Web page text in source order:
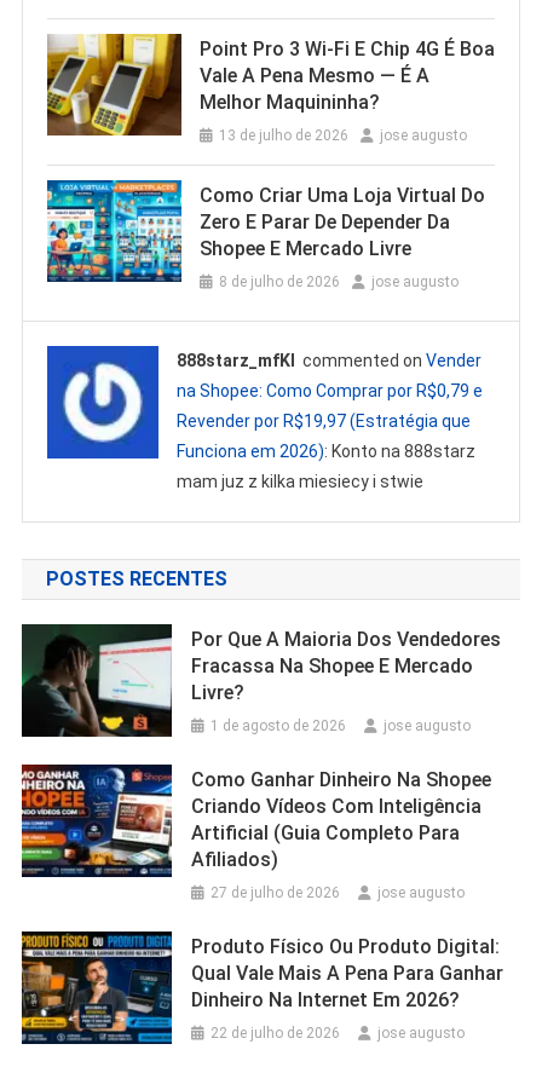
Point Pro 3 Wi‑Fi E Chip 4G É Boa
Vale A Pena Mesmo — É A
Melhor Maquininha?
13 de julho de 2026 jose augusto
Como Criar Uma Loja Virtual Do
Zero E Parar De Depender Da
Shopee E Mercado Livre
8 de julho de 2026 jose augusto
888starz_mfKl commented onVender
na Shopee: Como Comprar por R$0,79 e
Revender por R$19,97 (Estratégia que
Funciona em 2026): Konto na 888starz
mam juz z kilka miesiecy i stwie
POSTES RECENTES
Por Que A Maioria Dos Vendedores
Fracassa Na Shopee E Mercado
Livre?
1 de agosto de 2026 jose augusto
Como Ganhar Dinheiro Na Shopee
Criando Vídeos Com Inteligência
Artificial (Guia Completo Para
Afiliados)
27 de julho de 2026 jose augusto
Produto Físico Ou Produto Digital:
Qual Vale Mais A Pena Para Ganhar
Dinheiro Na Internet Em 2026?
22 de julho de 2026 jose augusto